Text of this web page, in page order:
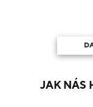
JAK NÁS